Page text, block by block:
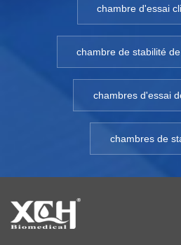
chambre d'essai
chambre de stabilité
chambres d'essai
chambres de